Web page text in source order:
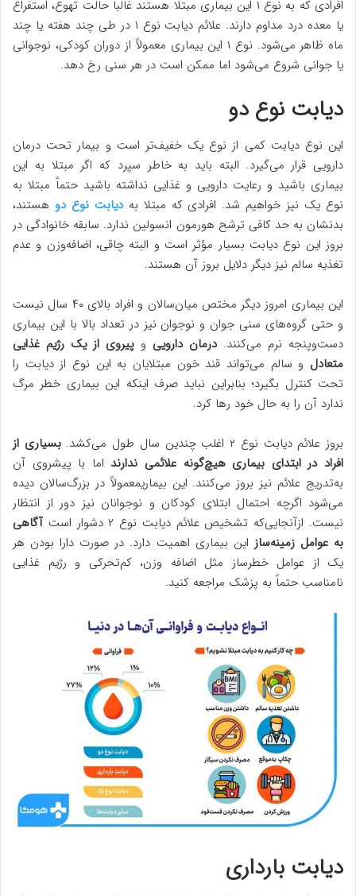
افرادی که به نوع ۱ این بیماری مبتلا هستند غالباً حالت تهوع، استفراغ
یا معده درد مداوم دارند. علائم دیابت نوع ۱ در طی چند هفته یا چند
ماه ظاهر می‌شود. نوع ۱ این بیماری معمولاً از دوران کودکی، نوجوانی
یا جوانی شروع می‌شود اما ممکن است در هر سنی رخ دهد.
دیابت نوع دو
این نوع دیابت کمی از نوع یک خفیف‌تر است و بیمار تحت درمان
دارویی قرار می‌گیرد. البته باید به خاطر سپرد که اگر مبتلا به این
بیماری باشید و رعایت دارویی و غذایی نداشته باشید حتماً مبتلا به
نوع یک نیز خواهیم شد. افرادی که مبتلا بهدیابت نوع دو هستند،
بدنشان به حد کافی ترشح هورمون انسولین ندارد. سابقه خانوادگی در
بروز این نوع دیابت بسیار مؤثر است و البته چاقی، اضافه‌وزن و عدم
تغذیه سالم نیز دیگر دلایل بروز آن هستند.
این بیماری امروز دیگر مختص میان‌سالان و افراد بالای ۴۰ سال نیست
و حتی گروه‌های سنی جوان و نوجوان نیز در تعداد بالا با این بیماری
دست‌وپنجه نرم می‌کنند.درمان دارویی و پیروی از یک رژیم غذایی
متعادل و سالم می‌تواند قند خون مبتلایان به این نوع از دیابت را
تحت کنترل بگیرد؛ بنابراین نباید صرف اینکه این بیماری خطر مرگ
ندارد آن را به حال خود رها کرد.
بروز علائم دیابت نوع ۲ اغلب چندین سال طول می‌کشد.
بسیاری از
افراد در ابتدای بیماری هیچ‌گونه علائمی ندارنداما با پیشروی آن
به‌تدریج علائم نیز بروز می‌کنند. این بیماریمعمولاً در بزرگ‌سالان دیده
می‌شود اگرچه احتمال ابتلای کودکان و نوجوانان نیز دور از انتظار
نیست. ازآنجایی‌که تشخیص علائم دیابت نوع ۲ دشوار است
آگاهی
به عوامل زمینه‌ساز این بیماری اهمیت دارد. در صورت دارا بودن هر
یک از عوامل خطرساز مثل اضافه وزن، کم‌تحرکی و رژیم غذایی
نامناسب حتماً به پزشک مراجعه کنید.
دیابت بارداری